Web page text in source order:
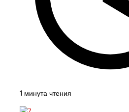
1 минута чтения